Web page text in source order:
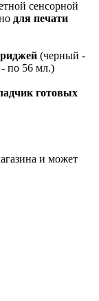
сенсорной
для печати
(черный -
по 56 мл.)
готовых
и может